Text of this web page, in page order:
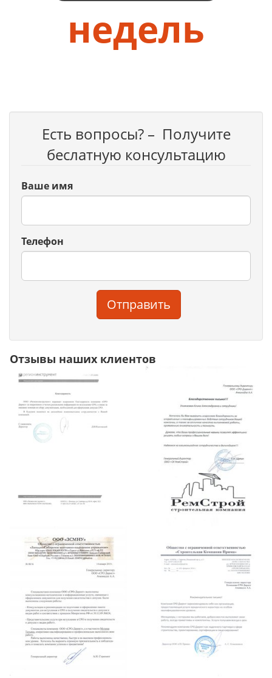
недель
Есть вопросы? – Получите
беслатную консультацию
Ваше имя
Телефон
Отправить
Отзывы наших клиентов